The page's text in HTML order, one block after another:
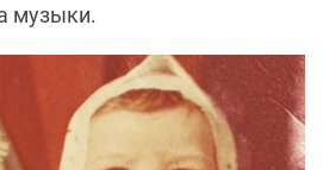
музыки.